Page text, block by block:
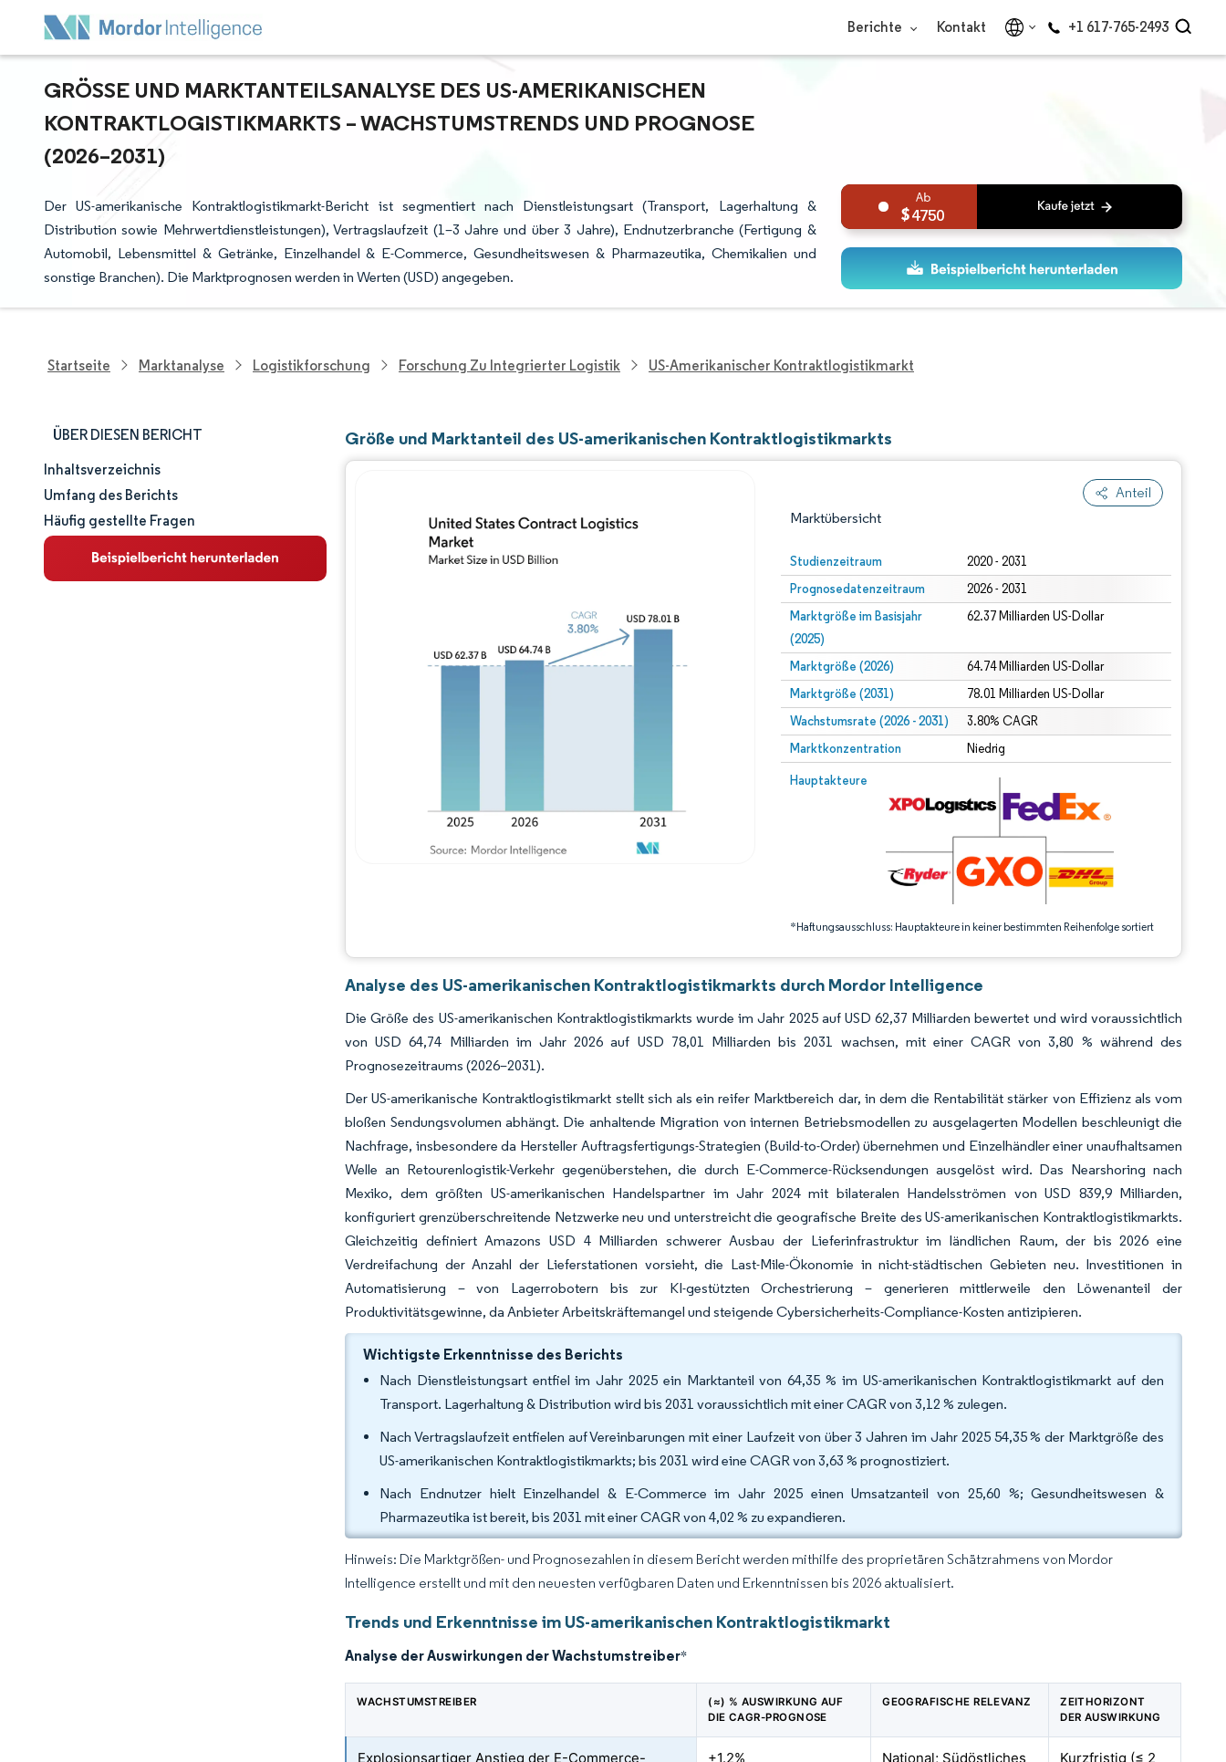
Berichte Kontakt +1 617-765-2493
GRÖSSE UND MARKTANTEILSANALYSE DES US-AMERIKANISCHEN K
ONTRAKTLOGISTIKMARKTS – WACHSTUMSTRENDS UND PROGNOSE (
2026–2031)
Der US-amerikanische Kontraktlogistikmarkt-Bericht ist segmentiert nach Dienstleistungsart (Transport, Lagerhaltung &
Distribution sowie Mehrwertdienstleistungen), Vertragslaufzeit (1–3 Jahre und über 3 Jahre), Endnutzerbranche (Fertigung &
Automobil, Lebensmittel & Getränke, Einzelhandel & E-Commerce, Gesundheitswesen & Pharmazeutika, Chemikalien und
sonstige Branchen). Die Marktprognosen werden in Werten (USD) angegeben.
4750
Startseite Marktanalyse Logistikforschung Forschung Zu Integrierter Logistik US-Amerikanischer Kontraktlogistikmarkt
ÜBER DIESEN BERICHT
Marktgröße und -anteil
Marktanalyse
Trends und Einblicke
Inhaltsverzeichnis
Umfang des Berichts
Häufig gestellte Fragen
Größe und Marktanteil des US-amerikanischen Kontraktlogistikmarkts
Anteil
Marktübersicht
Studienzeitraum 2020 - 2031
Prognosedatenzeitraum 2026 - 2031
Marktgröße im Basisjahr
(2025)
62.37 Milliarden US-Dollar
Marktgröße (2026) 64.74 Milliarden US-Dollar
Marktgröße (2031) 78.01 Milliarden US-Dollar
Wachstumsrate (2026 - 2031) 3.80% CAGR
Marktkonzentration Niedrig
Hauptakteure
*Haftungsausschluss: Hauptakteure in keiner bestimmten Reihenfolge sortiert
Bild © Mordor Intelligence. Wiederverwendung erfordert Namensnennung gemäß CC BY 4.0.
Bild © Mordor Intelligence. Wiederverwendung erfordert Namensnennung gemäß CC BY 4.0.
Analyse des US-amerikanischen Kontraktlogistikmarkts durch Mordor Intelligence
Die Größe des US-amerikanischen Kontraktlogistikmarkts wurde im Jahr 2025 auf USD 62,37 Milliarden bewertet und wird voraussichtlich
von USD 64,74 Milliarden im Jahr 2026 auf USD 78,01 Milliarden bis 2031 wachsen, mit einer CAGR von 3,80 % während des
Prognosezeitraums (2026–2031).
Der US-amerikanische Kontraktlogistikmarkt stellt sich als ein reifer Marktbereich dar, in dem die Rentabilität stärker von Effizienz als vom
bloßen Sendungsvolumen abhängt. Die anhaltende Migration von internen Betriebsmodellen zu ausgelagerten Modellen beschleunigt die
Nachfrage, insbesondere da Hersteller Auftragsfertigungs-Strategien (Build-to-Order) übernehmen und Einzelhändler einer unaufhaltsamen
Welle an Retourenlogistik-Verkehr gegenüberstehen, die durch E-Commerce-Rücksendungen ausgelöst wird. Das Nearshoring nach
Mexiko, dem größten US-amerikanischen Handelspartner im Jahr 2024 mit bilateralen Handelsströmen von USD 839,9 Milliarden,
konfiguriert grenzüberschreitende Netzwerke neu und unterstreicht die geografische Breite des US-amerikanischen Kontraktlogistikmarkts.
Gleichzeitig definiert Amazons USD 4 Milliarden schwerer Ausbau der Lieferinfrastruktur im ländlichen Raum, der bis 2026 eine
Verdreifachung der Anzahl der Lieferstationen vorsieht, die Last-Mile-Ökonomie in nicht-städtischen Gebieten neu. Investitionen in
Automatisierung – von Lagerrobotern bis zur KI-gestützten Orchestrierung – generieren mittlerweile den Löwenanteil der
Produktivitätsgewinne, da Anbieter Arbeitskräftemangel und steigende Cybersicherheits-Compliance-Kosten antizipieren.
Wichtigste Erkenntnisse des Berichts
Nach Dienstleistungsart entfiel im Jahr 2025 ein Marktanteil von 64,35 % im US-amerikanischen Kontraktlogistikmarkt auf den
Transport. Lagerhaltung & Distribution wird bis 2031 voraussichtlich mit einer CAGR von 3,12 % zulegen.
Nach Vertragslaufzeit entfielen auf Vereinbarungen mit einer Laufzeit von über 3 Jahren im Jahr 2025 54,35 % der Marktgröße des
US-amerikanischen Kontraktlogistikmarkts; bis 2031 wird eine CAGR von 3,63 % prognostiziert.
Nach Endnutzer hielt Einzelhandel & E-Commerce im Jahr 2025 einen Umsatzanteil von 25,60 %; Gesundheitswesen &
Pharmazeutika ist bereit, bis 2031 mit einer CAGR von 4,02 % zu expandieren.
Hinweis: Die Marktgrößen- und Prognosezahlen in diesem Bericht werden mithilfe des proprietären Schätzrahmens von Mordor
Intelligence erstellt und mit den neuesten verfügbaren Daten und Erkenntnissen bis 2026 aktualisiert.
Trends und Erkenntnisse im US-amerikanischen Kontraktlogistikmarkt
Analyse der Auswirkungen der Wachstumstreiber*
WACHSTUMSTREIBER
(≈) % AUSWIRKUNG AUF
DIE CAGR-PROGNOSE
GEOGRAFISCHE RELEVANZ
ZEITHORIZONT
DER AUSWIRKUNG
Explosionsartiger Anstieg der E-Commerce-
+1.2%
National; Südöstliches
Kurzfristig (≤ 2